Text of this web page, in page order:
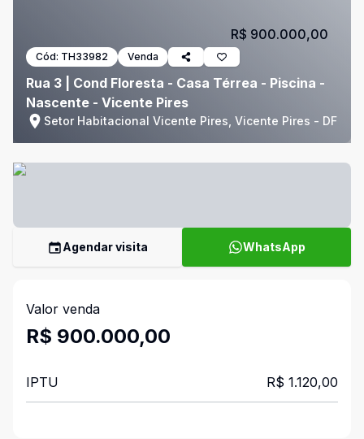
Cód: TH33982 Venda
Rua 3 | Cond Floresta - Casa Térrea - Piscina -
Nascente - Vicente Pires
Setor Habitacional Vicente Pires, Vicente Pires - DF
R$ 900.000,00
Agendar visita WhatsApp
Valor venda
R$ 900.000,00
IPTU R$ 1.120,00